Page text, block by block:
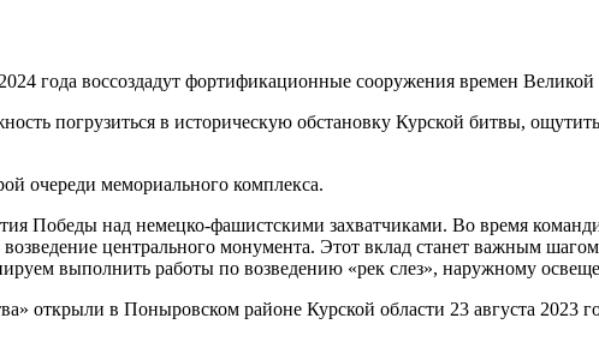
года воссоздадут фортификационные сооружения времен
погрузиться в историческую обстановку Курской битвы,
очереди мемориального комплекса.
Победы над немецко-фашистскими захватчиками. Во время
центрального монумента. Этот вклад станет важным
выполнить работы по возведению «рек слез», наружному
открыли в Поныровском районе Курской области 23 августа 2023